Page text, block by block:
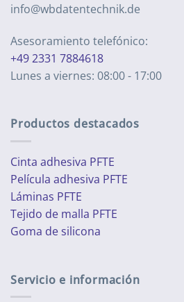
info@wbdatentechnik.de
Asesoramiento telefónico:
+49 2331 7884618
Lunes a viernes: 08:00 - 17:00
Productos destacados
Cinta adhesiva PFTE
Película adhesiva PFTE
Láminas PFTE
Tejido de malla PFTE
Goma de silicona
Servicio e información